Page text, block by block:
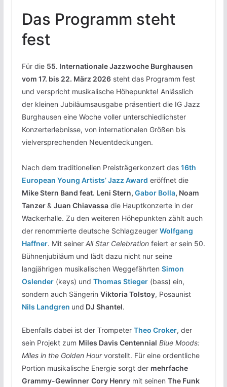
Das Programm steht
fest
Für die 55. Internationale Jazzwoche Burghausen
vom 17. bis 22. März 2026steht das Programm fest
und verspricht musikalische Höhepunkte! Anlässlich
der kleinen Jubiläumsausgabe präsentiert die IG Jazz
Burghausen eine Woche voller unterschiedlichster
Konzerterlebnisse, von internationalen Größen bis
vielversprechenden Neuentdeckungen.
Nach dem traditionellen Preisträgerkonzert des 16th
European Young Artists’ Jazz Award eröffnet die
Mike Stern Band feat. Leni Stern, Gabor Bolla, Noam
Tanzer& Juan Chiavassadie Hauptkonzerte in der
Wackerhalle. Zu den weiteren Höhepunkten zählt auch
der renommierte deutsche Schlagzeuger Wolfgang
Haffner. Mit seiner All Star Celebrationfeiert er sein 50.
Bühnenjubiläum und lädt dazu nicht nur seine
langjährigen musikalischen Weggefährten Simon
Oslender(keys) und Thomas Stieger(bass) ein,
sondern auch Sängerin Viktoria Tolstoy, Posaunist
Nils Landgren und DJ Shantel.
Ebenfalls dabei ist der Trompeter Theo Croker, der
sein Projekt zum Miles Davis Centennial Blue Moods:
Miles in the Golden Hourvorstellt. Für eine ordentliche
Portion musikalische Energie sorgt der mehrfache
Grammy-Gewinner Cory Henrymit seinen The Funk